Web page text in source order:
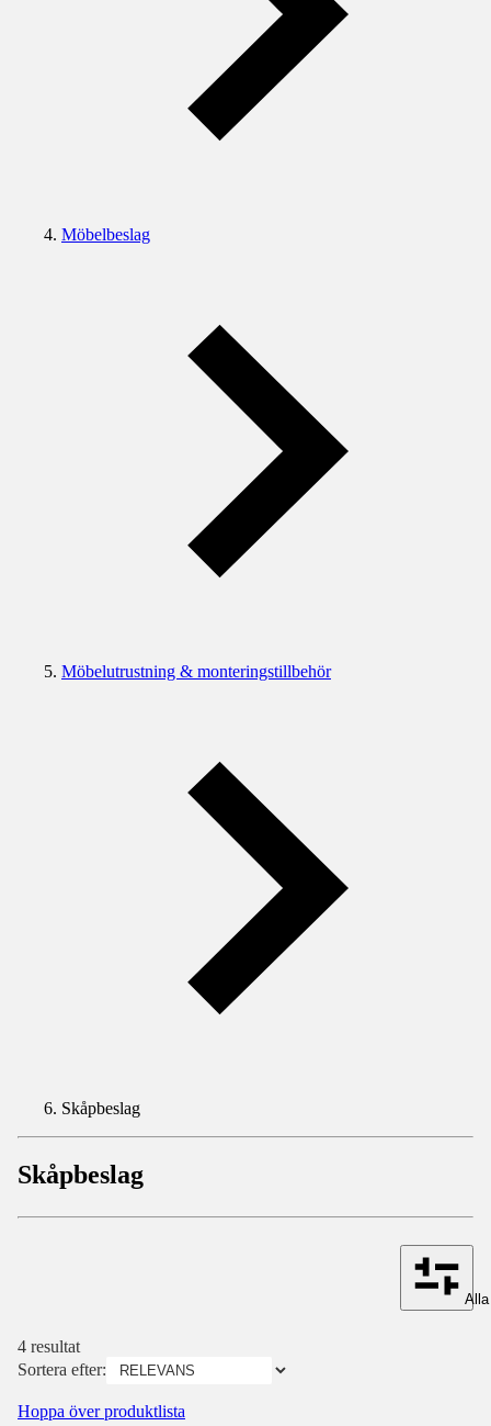
Möbelbeslag
Möbelutrustning & monteringstillbehör
Skåpbeslag
Skåpbeslag
4 resultat
Sortera efter:
Hoppa över produktlista